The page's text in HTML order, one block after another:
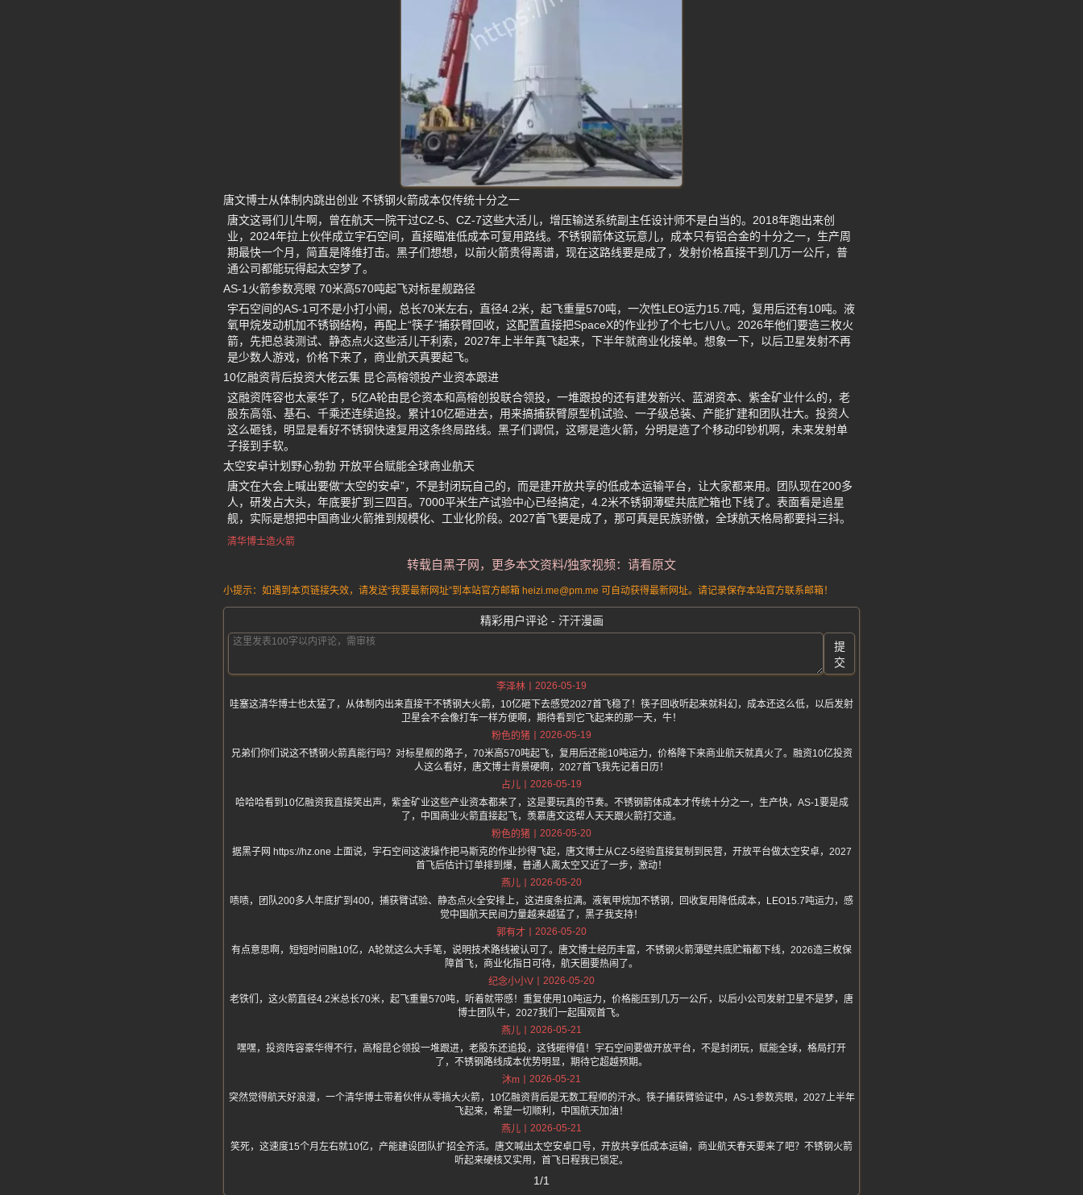
唐文博士从体制内跳出创业 不锈钢火箭成本仅传统十分之一
唐文这哥们儿牛啊，曾在航天一院干过CZ-5、CZ-7这些大活儿，增压输送系统副主任设计师不是白当的。2018年跑出来创
业，2024年拉上伙伴成立宇石空间，直接瞄准低成本可复用路线。不锈钢箭体这玩意儿，成本只有铝合金的十分之一，生产周
期最快一个月，简直是降维打击。黑子们想想，以前火箭贵得离谱，现在这路线要是成了，发射价格直接干到几万一公斤，普
通公司都能玩得起太空梦了。
AS-1火箭参数亮眼 70米高570吨起飞对标星舰路径
宇石空间的AS-1可不是小打小闹，总长70米左右，直径4.2米，起飞重量570吨，一次性LEO运力15.7吨，复用后还有10吨。液
氧甲烷发动机加不锈钢结构，再配上“筷子”捕获臂回收，这配置直接把SpaceX的作业抄了个七七八八。2026年他们要造三枚火
箭，先把总装测试、静态点火这些活儿干利索，2027年上半年真飞起来，下半年就商业化接单。想象一下，以后卫星发射不再
是少数人游戏，价格下来了，商业航天真要起飞。
10亿融资背后投资大佬云集 昆仑高榕领投产业资本跟进
这融资阵容也太豪华了，5亿A轮由昆仑资本和高榕创投联合领投，一堆跟投的还有建发新兴、蓝湖资本、紫金矿业什么的，老
股东高瓴、基石、千乘还连续追投。累计10亿砸进去，用来搞捕获臂原型机试验、一子级总装、产能扩建和团队壮大。投资人
这么砸钱，明显是看好不锈钢快速复用这条终局路线。黑子们调侃，这哪是造火箭，分明是造了个移动印钞机啊，未来发射单
子接到手软。
太空安卓计划野心勃勃 开放平台赋能全球商业航天
唐文在大会上喊出要做“太空的安卓”，不是封闭玩自己的，而是建开放共享的低成本运输平台，让大家都来用。团队现在200多
人，研发占大头，年底要扩到三四百。7000平米生产试验中心已经搞定，4.2米不锈钢薄壁共底贮箱也下线了。表面看是追星
舰，实际是想把中国商业火箭推到规模化、工业化阶段。2027首飞要是成了，那可真是民族骄傲，全球航天格局都要抖三抖。
清华博士造火箭
转载自黑子网，更多本文资料/独家视频：请看原文
小提示：如遇到本页链接失效，请发送“我要最新网址”到本站官方邮箱 heizi.me@pm.me 可自动获得最新网址。请记录保存本站官方联系邮箱！
精彩用户评论 - 汗汗漫画
提
交
李泽林
2026-05-19
哇塞这清华博士也太猛了，从体制内出来直接干不锈钢大火箭，10亿砸下去感觉2027首飞稳了！筷子回收听起来就科幻，成本还这么低，以后发射
卫星会不会像打车一样方便啊，期待看到它飞起来的那一天，牛！
粉色的猪
2026-05-19
兄弟们你们说这不锈钢火箭真能行吗？对标星舰的路子，70米高570吨起飞，复用后还能10吨运力，价格降下来商业航天就真火了。融资10亿投资
人这么看好，唐文博士背景硬啊，2027首飞我先记着日历！
占儿
2026-05-19
哈哈哈看到10亿融资我直接笑出声，紫金矿业这些产业资本都来了，这是要玩真的节奏。不锈钢箭体成本才传统十分之一，生产快，AS-1要是成
了，中国商业火箭直接起飞，羡慕唐文这帮人天天跟火箭打交道。
粉色的猪
2026-05-20
据黑子网 https://hz.one 上面说，宇石空间这波操作把马斯克的作业抄得飞起，唐文博士从CZ-5经验直接复制到民营，开放平台做太空安卓，2027
首飞后估计订单排到爆，普通人离太空又近了一步，激动！
燕儿
2026-05-20
啧啧，团队200多人年底扩到400，捕获臂试验、静态点火全安排上，这进度条拉满。液氧甲烷加不锈钢，回收复用降低成本，LEO15.7吨运力，感
觉中国航天民间力量越来越猛了，黑子我支持！
郭有才
2026-05-20
有点意思啊，短短时间融10亿，A轮就这么大手笔，说明技术路线被认可了。唐文博士经历丰富，不锈钢火箭薄壁共底贮箱都下线，2026造三枚保
障首飞，商业化指日可待，航天圈要热闹了。
纪念小小V
2026-05-20
老铁们，这火箭直径4.2米总长70米，起飞重量570吨，听着就带感！重复使用10吨运力，价格能压到几万一公斤，以后小公司发射卫星不是梦，唐
博士团队牛，2027我们一起围观首飞。
燕儿
2026-05-21
嘿嘿，投资阵容豪华得不行，高榕昆仑领投一堆跟进，老股东还追投，这钱砸得值！宇石空间要做开放平台，不是封闭玩，赋能全球，格局打开
了，不锈钢路线成本优势明显，期待它超越预期。
沐m
2026-05-21
突然觉得航天好浪漫，一个清华博士带着伙伴从零搞大火箭，10亿融资背后是无数工程师的汗水。筷子捕获臂验证中，AS-1参数亮眼，2027上半年
飞起来，希望一切顺利，中国航天加油！
燕儿
2026-05-21
笑死，这速度15个月左右就10亿，产能建设团队扩招全齐活。唐文喊出太空安卓口号，开放共享低成本运输，商业航天春天要来了吧？不锈钢火箭
听起来硬核又实用，首飞日程我已锁定。
1/1